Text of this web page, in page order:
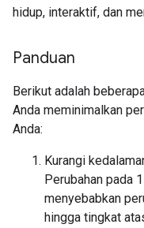
hidup, interaktif, dan
Panduan
Berikut adalah
Anda meminimalkan
Anda:
Kurangi
Perubahan pada
menyebabkan
hingga tingkat